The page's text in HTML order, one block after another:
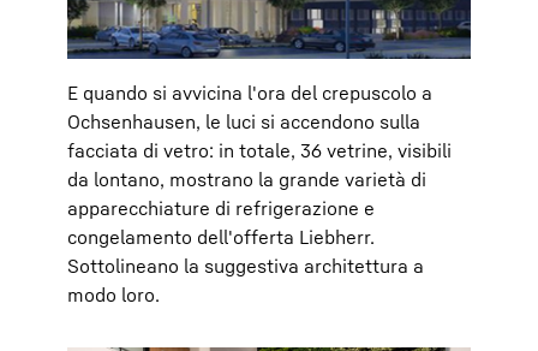
E quando si avvicina l'ora del crepuscolo a
Ochsenhausen, le luci si accendono sulla
facciata di vetro: in totale, 36 vetrine, visibili
da lontano, mostrano la grande varietà di
apparecchiature di refrigerazione e
congelamento dell'offerta Liebherr.
Sottolineano la suggestiva architettura a
modo loro.